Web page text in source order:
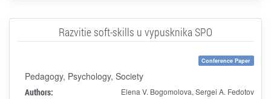
Razvitie soft-skills u vypusknika SPO
Conference Paper
Pedagogy, Psychology, Society
Authors: Elena V. Bogomolova, Sergei A. Fedotov